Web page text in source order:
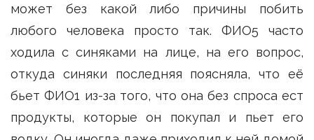
может без какой либо причины побить
любого человека просто так. ФИО5 часто
ходила с синяками на лице, на его вопрос,
откуда синяки последняя поясняла, что её
бьет ФИО1 из-за того, что она без спроса ест
продукты, которые он покупал и пьет его